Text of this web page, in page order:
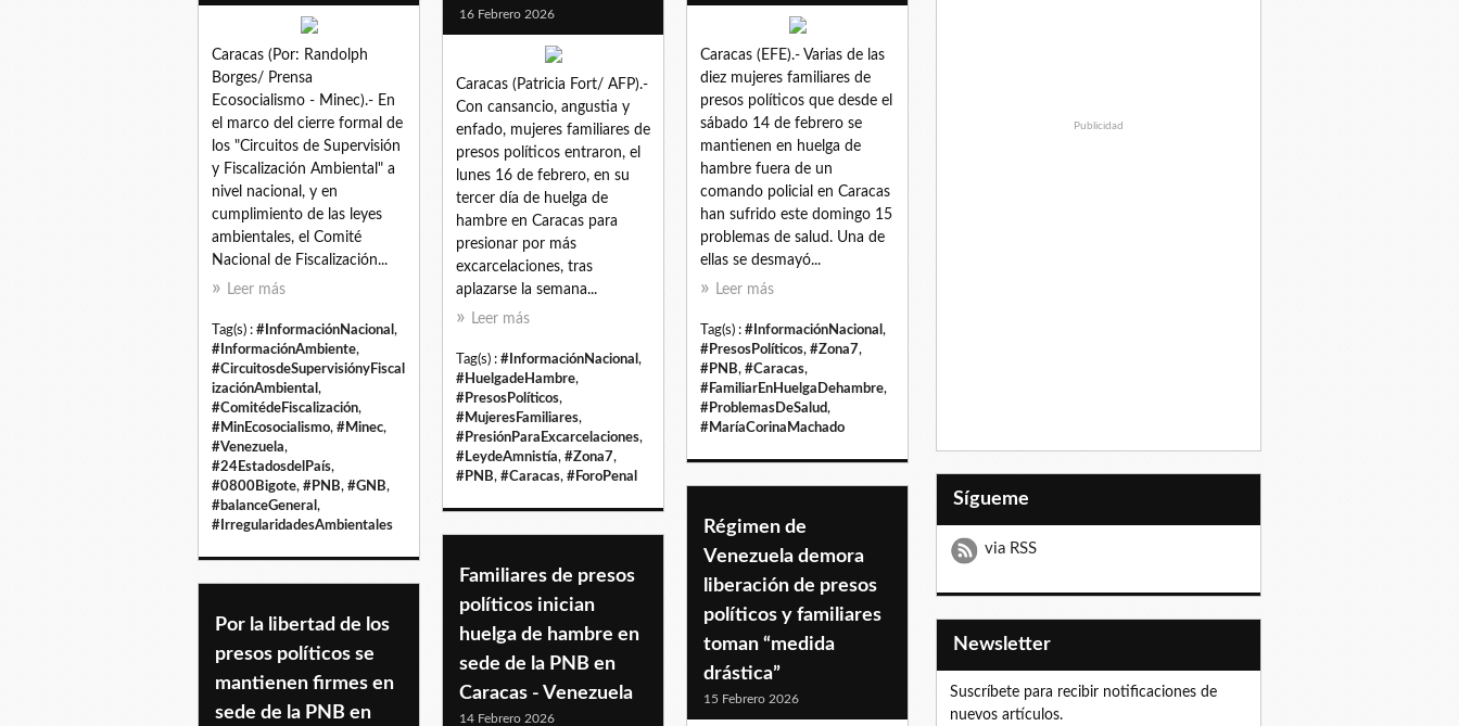
Caracas (Por: Randolph
Borges/ Prensa
Ecosocialismo - Minec).- En
el marco del cierre formal de
los "Circuitos de Supervisión
y Fiscalización Ambiental" a
nivel nacional, y en
cumplimiento de las leyes
ambientales, el Comité
Nacional de Fiscalización...
Leer más
Tag(s) : #InformaciónNacional ,
#InformaciónAmbiente,
#CircuitosdeSupervisiónyFiscal
izaciónAmbiental ,
#ComitédeFiscalización,
#MinEcosocialismo, #Minec,
#Venezuela,
#24EstadosdelPaís,
#0800Bigote, #PNB, #GNB,
#balanceGeneral ,
#IrregularidadesAmbientales
16 Febrero 2026
Caracas (Patricia Fort/ AFP).-
Con cansancio, angustia y
enfado, mujeres familiares de
presos políticos entraron, el
lunes 16 de febrero, en su
tercer día de huelga de
hambre en Caracas para
presionar por más
excarcelaciones, tras
aplazarse la semana...
Leer más
Tag(s) : #InformaciónNacional ,
#HuelgadeHambre,
#PresosPolíticos,
#MujeresFamiliares,
#PresiónParaExcarcelaciones,
#LeydeAmnistía, #Zona7,
#PNB, #Caracas, #ForoPenal
Caracas (EFE).- Varias de las
diez mujeres familiares de
presos políticos que desde el
sábado 14 de febrero se
mantienen en huelga de
hambre fuera de un
comando policial en Caracas
han sufrido este domingo 15
problemas de salud. Una de
ellas se desmayó...
Leer más
Tag(s) : #InformaciónNacional ,
#PresosPolíticos, #Zona7,
#PNB, #Caracas,
#FamiliarEnHuelgaDehambre,
#ProblemasDeSalud,
#MaríaCorinaMachado
Régimen de
Venezuela demora
liberación de presos
políticos y familiares
toman “medida
drástica”
15 Febrero 2026
Familiares de presos
políticos inician
huelga de hambre en
sede de la PNB en
Caracas - Venezuela
14 Febrero 2026
Por la libertad de los
presos políticos se
mantienen firmes en
sede de la PNB en
Publicidad
Sígueme
via RSS
Newsletter
Suscríbete para recibir notificaciones de
nuevos artículos.